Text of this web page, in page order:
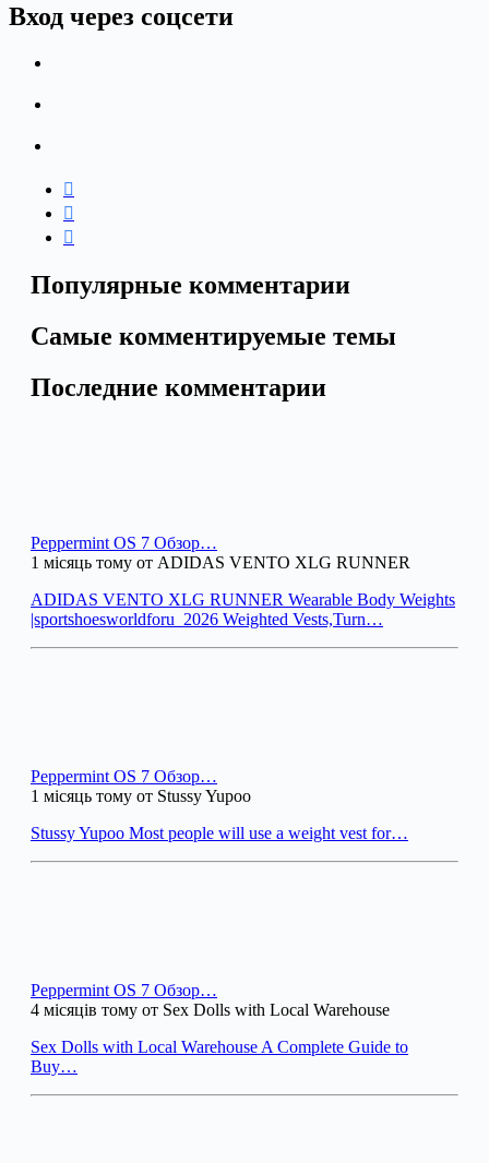
Вход через соцсети
Популярные комментарии
Самые комментируемые темы
Последние комментарии
Peppermint OS 7 Обзор…
1 місяць тому от ADIDAS VENTO XLG RUNNER
ADIDAS VENTO XLG RUNNER Wearable Body Weights
|sportshoesworldforu_2026 Weighted Vests,Turn…
Peppermint OS 7 Обзор…
1 місяць тому от Stussy Yupoo
Stussy Yupoo Most people will use a weight vest for…
Peppermint OS 7 Обзор…
4 місяців тому от Sex Dolls with Local Warehouse
Sex Dolls with Local Warehouse A Complete Guide to
Buy…